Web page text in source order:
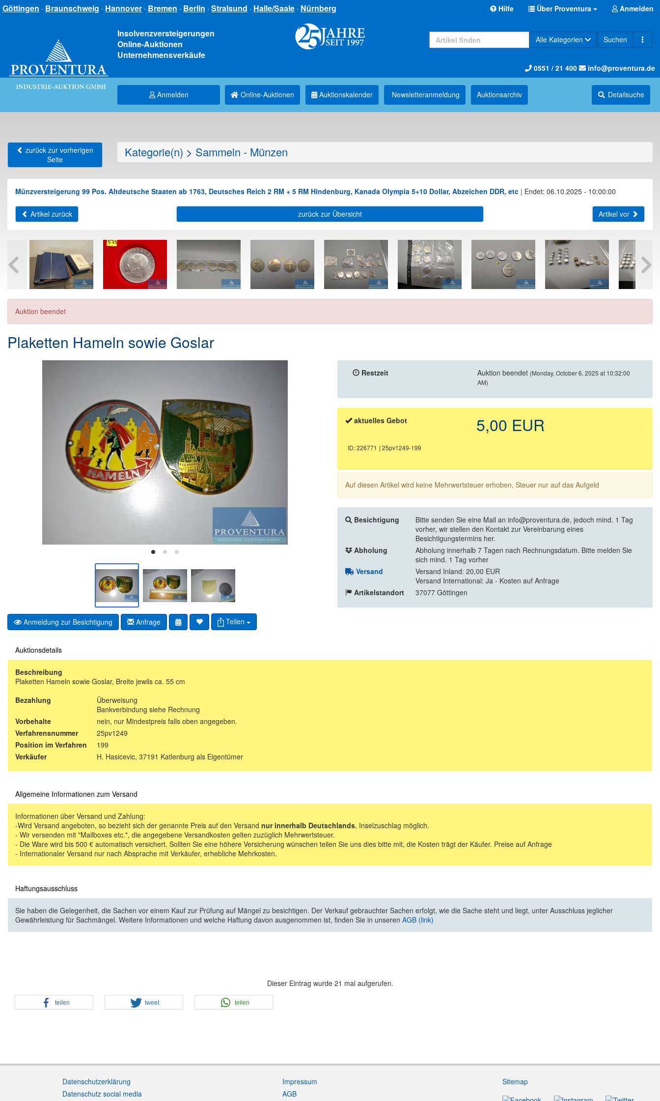
Göttingen · Braunschweig · Hannover · Bremen · Berlin · Stralsund · Halle/Saale · Nürnberg Hilfe Über Proventura Anmelden
Insolvenzversteigerungen
Online-Auktionen
Unternehmensverkäufe
Alle Kategorien Suchen
0551 / 21 400 info@proventura.de
Anmelden Online-Auktionen Auktionskalender Newsletter­anmeldung Auktions­archiv Detailsuche
zurück zur vorherigen
Seite
Kategorie(n) > Sammeln - Münzen
Münzversteigerung 99 Pos. Altdeutsche Staaten ab 1763, Deutsches Reich 2 RM + 5 RM Hindenburg, Kanada Olympia 5+10 Dollar, Abzeichen DDR, etc | Endet: 06.10.2025 - 10:00:00
Artikel zurück zurück zur Übersicht Artikel vor
Auktion beendet
Plaketten Hameln sowie Goslar
Anmeldung zur Besichtigung Anfrage Teilen
Restzeit Auktion beendet (Monday, October 6, 2025 at 10:32:00
AM)
aktuelles Gebot 5,00 EUR
ID: 226771 | 25pv1249-199
Auf diesen Artikel wird keine Mehrwertsteuer erhoben, Steuer nur auf das Aufgeld
Besichtigung
Bitte senden Sie eine Mail an info@proventura.de, jedoch mind. 1 Tag
vorher, wir stellen den Kontakt zur Vereinbarung eines
Besichtigungstermins her.
Abholung
Abholung innerhalb 7 Tagen nach Rechnungsdatum. Bitte melden Sie
sich mind. 1 Tag vorher
Versand
Versand Inland: 20,00 EUR
Versand International: Ja - Kosten auf Anfrage
Artikelstandort
37077 Göttingen
Auktionsdetails
Beschreibung
Plaketten Hameln sowie Goslar, Breite jewils ca. 55 cm
Bezahlung
Überweisung
Bankverbindung siehe Rechnung
Vorbehalte
nein, nur Mindestpreis falls oben angegeben.
Verfahrensnummer
25pv1249
Position im Verfahren
199
Verkäufer
H. Hasicevic, 37191 Katlenburg als Eigentümer
Allgemeine Informationen zum Versand
Informationen über Versand und Zahlung:
-Wird Versand angeboten, so bezieht sich der genannte Preis auf den Versand nur innerhalb Deutschlands, Inselzuschlag möglich.
- Wir versenden mit "Mailboxes etc.", die angegebene Versandkosten gelten zuzüglich Mehrwertsteuer.
- Die Ware wird bis 500 € automatisch versichert. Sollten Sie eine höhere Versicherung wünschen teilen Sie uns dies bitte mit, die Kosten trägt der Käufer. Preise auf Anfrage
- Internationaler Versand nur nach Absprache mit Verkäufer, erhebliche Mehrkosten.
Haftungsausschluss
Sie haben die Gelegenheit, die Sachen vor einem Kauf zur Prüfung auf Mängel zu besichtigen. Der Verkauf gebrauchter Sachen erfolgt, wie die Sache steht und liegt, unter Ausschluss jeglicher
Gewährleistung für Sachmängel. Weitere Informationen und welche Haftung davon ausgenommen ist, finden Sie in unseren AGB (link)
Dieser Eintrag wurde 21 mal aufgerufen.
teilen tweet teilen
Datenschutzerklärung
Datenschutz social media
Impressum
AGB
Sitemap